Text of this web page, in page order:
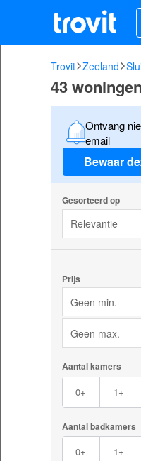
Trovit Zeeland
43
Ontvang
email
Bewaar
Gesorteerd op
Relevantie
Prijs
Geen min.
Geen max.
Aantal kamers
0+ 1+
Aantal badkamers
0+ 1+